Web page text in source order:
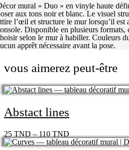
mural « Duo » en vinyle haute
aux tons noir et blanc. Le visuel
l’œil et structure le mur lorsqu’il est
Disponible en plusieurs
selon le mur à habiller. Couleurs
apprêt nécessaire avant la pose.
vous aimerez peut-être
Abstact lines
25TND–110TND